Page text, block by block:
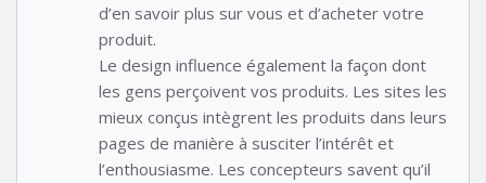
d’en savoir plus sur vous et d’acheter votre
produit.
Le design influence également la façon dont
les gens perçoivent vos produits. Les sites les
mieux conçus intègrent les produits dans leurs
pages de manière à susciter l’intérêt et
l’enthousiasme. Les concepteurs savent qu’il